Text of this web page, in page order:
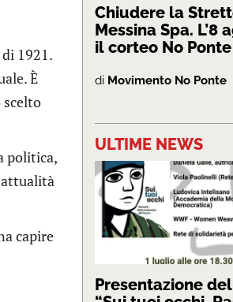
1921.
È
scelto
politica,
attualità
capire
Chiudere la
Messina Spa. L’8
il corteo No Ponte
di Movimento No Ponte
ULTIME NEWS
Presentazione